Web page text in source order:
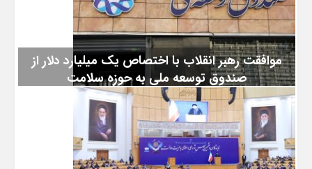
به مراجعین و حذف مراجعات حضوری مردم در دسترس عموم است
و شهروندان با مراجعه به این درگاه و پس از طی فرآیند احراز
هویت از طریق سامانه هدا(هویت
موافقت رهبر انقلاب با اختصاص یک میلیارد دلار از
صندوق توسعه ملی به حوزه سلامت
به گزارش سرویس سیاسی نودادامروز، سخنگوی کمیسیون
بهداشت و درمان مجلس شورای اسلامی گفت: طبق اعلام وزیر
بهداشت، رهبر معظم انقلاب با تخصیص یک‌میلیارد دلار از صندوق
توسعه ملی برای حوزه بهداشت، درمان و سلامت مردم، موافقت
کردند که ۷۰۰ میلیارد دلار آن به حوزه دارو اختصاص می‌یابد. به نقل